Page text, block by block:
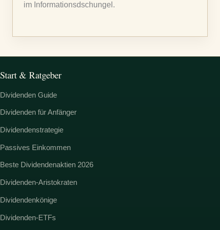
im Informationsdschungel.
Start & Ratgeber
Dividenden Guide
Dividenden für Anfänger
Dividendenstrategie
Passives Einkommen
Beste Dividendenaktien 2026
Dividenden-Aristokraten
Dividendenkönige
Dividenden-ETFs